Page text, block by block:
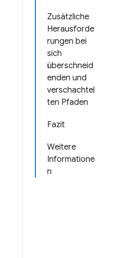
Zusätzliche
Herausforde
rungen bei
sich
überschneid
enden und
verschachtel
ten Pfaden
Fazit
Weitere
Informatione
n